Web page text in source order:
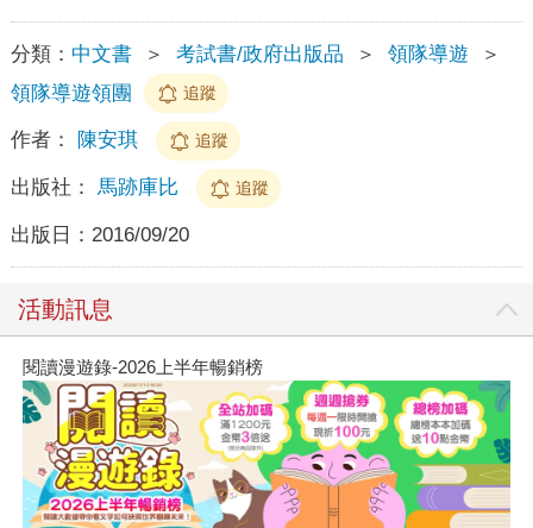
分類： 中文書 ＞ 考試書/政府出版品 ＞ 領隊導遊
＞
領隊導遊領團
追蹤
作者： 陳安琪 追蹤
出版社： 馬跡庫比 追蹤
出版日： 2016/09/20
活動訊息
閱讀漫遊錄-2026上半年暢銷榜